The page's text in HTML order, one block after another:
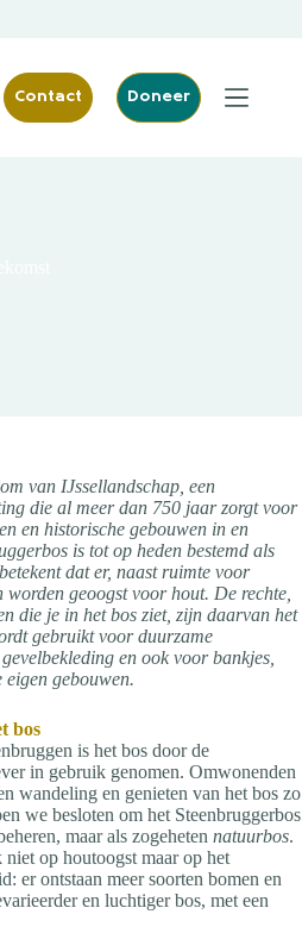
Contact Doneer
van IJssellandschap, een
die al meer dan 750 jaar zorgt voor
en historische gebouwen in en
is tot op heden bestemd als
dat er, naast ruimte voor
geoogst voor hout. De rechte,
die je in het bos ziet, zijn daarvan het
gebruikt voor duurzame
en ook voor bankjes,
eigen gebouwen.
bos
is het bos door de
in gebruik genomen. Omwonenden
wandeling en genieten van het bos zo
we besloten om het Steenbruggerbos
maar als zogeheten natuurbos.
op houtoogst maar op het
er ontstaan meer soorten bomen en
en luchtiger bos, met een